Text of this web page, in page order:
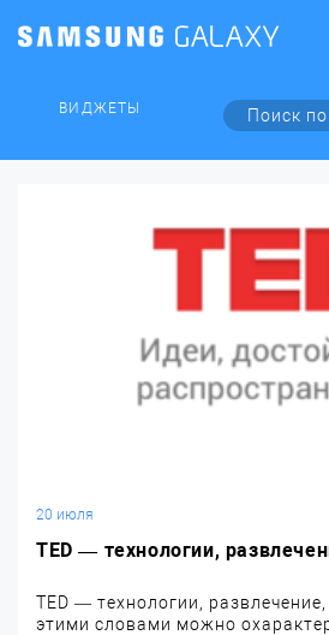
ВИДЖЕТЫ
20 июля
TED — технологии,
TED — технологии,
этими словами можно